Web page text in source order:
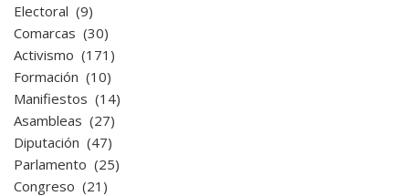
Electoral (9)
Comarcas (30)
Activismo (171)
Formación (10)
Manifiestos (14)
Asambleas (27)
Diputación (47)
Parlamento (25)
Congreso (21)